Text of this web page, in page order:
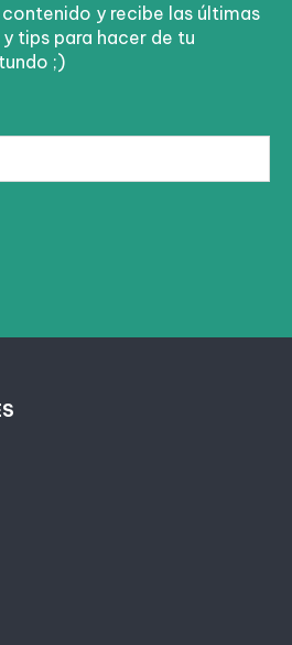
y recibe las últimas
tips para hacer de tu
;)